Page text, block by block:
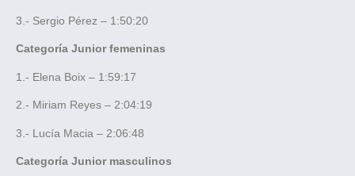
3.- Sergio Pérez – 1:50:20
Categoría Junior femeninas
1.- Elena Boix – 1:59:17
2.- Miriam Reyes – 2:04:19
3.- Lucía Macia – 2:06:48
Categoría Junior masculinos